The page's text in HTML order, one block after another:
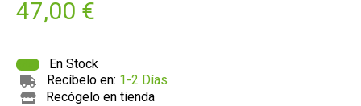
47,00 €
En Stock
Recíbelo en: 1-2 Días
Recógelo en tienda